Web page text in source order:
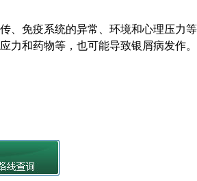
免疫系统的异常、环境和心理压力
力和药物等，也可能导致银屑病发作。